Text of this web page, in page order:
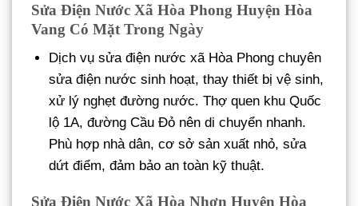
Sửa Điện Nước Xã Hòa Phong Huyện Hòa
Vang Có Mặt Trong Ngày
Dịch vụ sửa điện nước xã Hòa Phong chuyên
sửa điện nước sinh hoạt, thay thiết bị vệ sinh,
xử lý nghẹt đường nước. Thợ quen khu Quốc
lộ 1A, đường Cầu Đỏ nên di chuyển nhanh.
Phù hợp nhà dân, cơ sở sản xuất nhỏ, sửa
dứt điểm, đảm bảo an toàn kỹ thuật.
Sửa Điện Nước Xã Hòa Nhơn Huyện Hòa